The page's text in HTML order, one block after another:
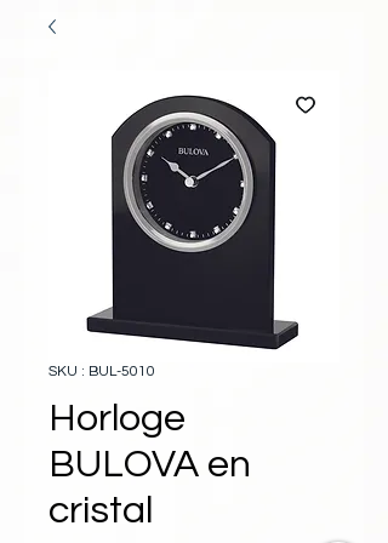
SKU : BUL-5010
Horloge
BULOVA en
cristal